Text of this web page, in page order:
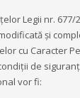
Legii nr.
și
cu Caracter
de
vor fi: